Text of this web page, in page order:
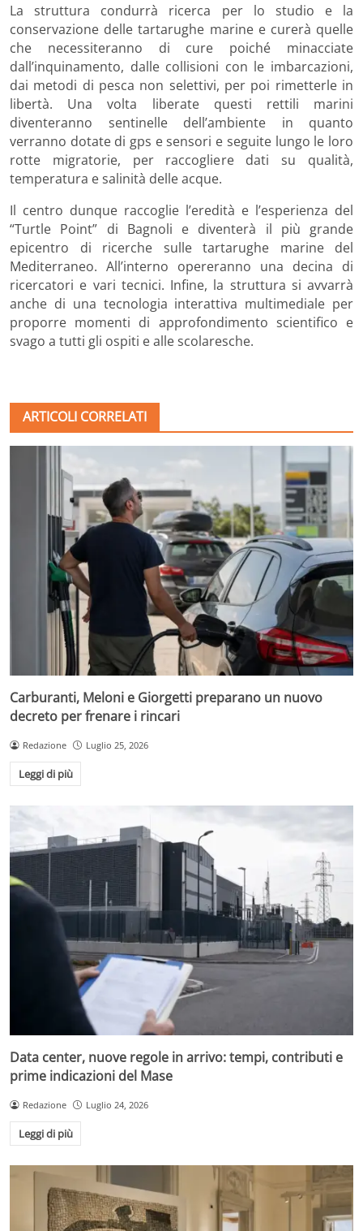
La struttura condurrà ricerca per lo studio e la
conservazione delle tartarughe marine e curerà quelle
che necessiteranno di cure poiché minacciate
dall’inquinamento, dalle collisioni con le imbarcazioni,
dai metodi di pesca non selettivi, per poi rimetterle in
libertà. Una volta liberate questi rettili marini
diventeranno sentinelle dell’ambiente in quanto
verranno dotate di gps e sensori e seguite lungo le loro
rotte migratorie, per raccogliere dati su qualità,
temperatura e salinità delle acque.
Il centro dunque raccoglie l’eredità e l’esperienza del
“Turtle Point” di Bagnoli e diventerà il più grande
epicentro di ricerche sulle tartarughe marine del
Mediterraneo. All’interno opereranno una decina di
ricercatori e vari tecnici. Infine, la struttura si avvarrà
anche di una tecnologia interattiva multimediale per
proporre momenti di approfondimento scientifico e
svago a tutti gli ospiti e alle scolaresche.
ARTICOLI CORRELATI
Carburanti, Meloni e Giorgetti preparano un nuovo
decreto per frenare i rincari
Redazione Luglio 25, 2026
Leggi di più
Data center, nuove regole in arrivo: tempi, contributi e
prime indicazioni del Mase
Redazione Luglio 24, 2026
Leggi di più